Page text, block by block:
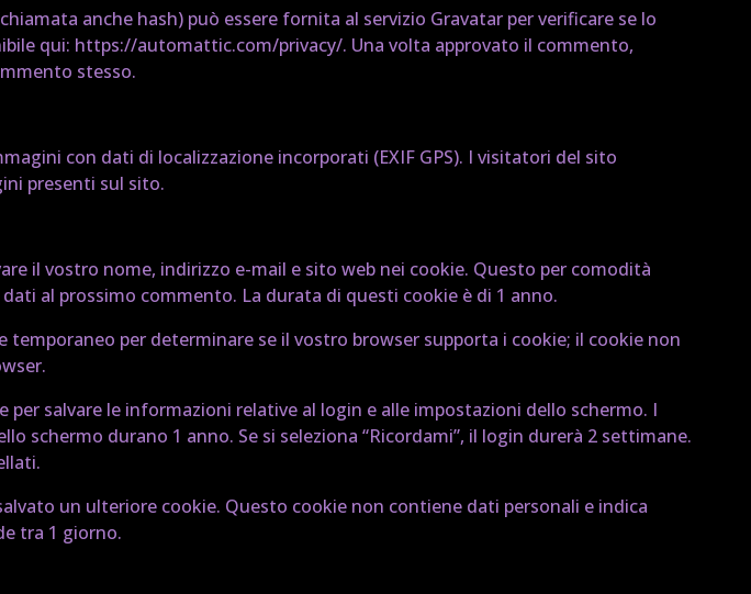
anche hash) può essere fornita al servizio Gravatar per verificare se lo
qui: https://automattic.com/privacy/. Una volta approvato il commento,
stesso.
con dati di localizzazione incorporati (EXIF GPS). I visitatori del sito
presenti sul sito.
il vostro nome, indirizzo e-mail e sito web nei cookie. Questo per comodità
al prossimo commento. La durata di questi cookie è di 1 anno.
per determinare se il vostro browser supporta i cookie; il cookie non
salvare le informazioni relative al login e alle impostazioni dello schermo. I
schermo durano 1 anno. Se si seleziona “Ricordami”, il login durerà 2 settimane.
un ulteriore cookie. Questo cookie non contiene dati personali e indica
tra 1 giorno.